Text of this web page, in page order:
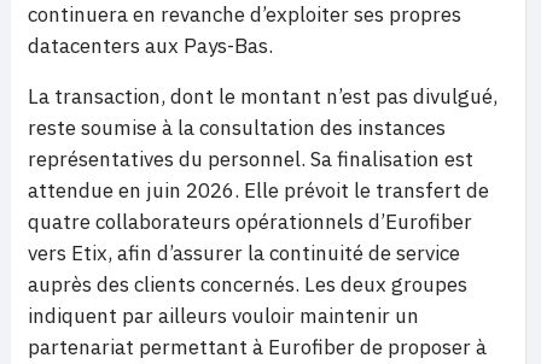
continuera en revanche d’exploiter ses propres
datacenters aux Pays-Bas.
La transaction, dont le montant n’est pas divulgué,
reste soumise à la consultation des instances
représentatives du personnel. Sa finalisation est
attendue en juin 2026. Elle prévoit le transfert de
quatre collaborateurs opérationnels d’Eurofiber
vers Etix, afin d’assurer la continuité de service
auprès des clients concernés. Les deux groupes
indiquent par ailleurs vouloir maintenir un
partenariat permettant à Eurofiber de proposer à